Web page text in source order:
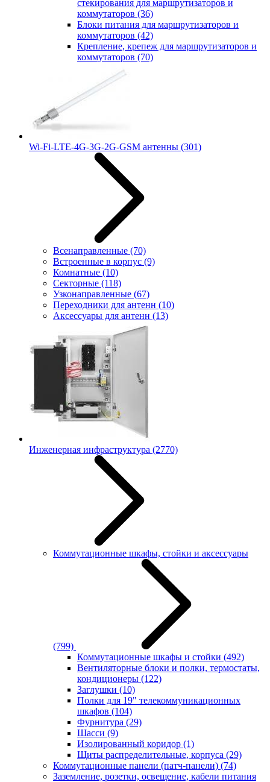
стекирования для маршрутизаторов и
коммутаторов (36)
Блоки питания для маршрутизаторов и
коммутаторов (42)
Крепление, крепеж для маршрутизаторов и
коммутаторов (70)
Wi-Fi-LTE-4G-3G-2G-GSM антенны (301)
Всенаправленные (70)
Встроенные в корпус (9)
Комнатные (10)
Секторные (118)
Узконаправленные (67)
Переходники для антенн (10)
Аксессуары для антенн (13)
Инженерная инфраструктура (2770)
Коммутационные шкафы, стойки и аксессуары
(799)
Коммутационные шкафы и стойки (492)
Вентиляторные блоки и полки, термостаты,
кондиционеры (122)
Заглушки (10)
Полки для 19" телекоммуникационных
шкафов (104)
Фурнитура (29)
Шасси (9)
Изолированный коридор (1)
Щиты распределительные, корпуса (29)
Коммутационные панели (патч-панели) (74)
Заземление, розетки, освещение, кабели питания